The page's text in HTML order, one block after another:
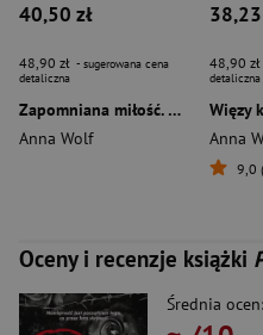
40,50 zł
48,90 zł - sugerowana cena
detaliczna
Zapomniana miłość. Night. Black Angels MC. Tom 2
Anna Wolf
38,23
48,90 zł
detaliczna
Anna
9,0
Oceny i recenzje książki
Średnia ocen: